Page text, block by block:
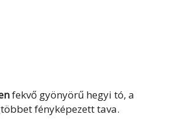
fekvő gyönyörű hegyi tó, a
fényképezett tava.